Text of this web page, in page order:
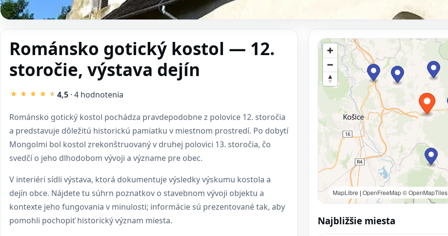
Románsko gotický kostol — 12.
storočie, výstava dejín
4,5 · 4 hodnotenia
Románsko gotický kostol pochádza pravdepodobne z polovice 12. storočia
a predstavuje dôležitú historickú pamiatku v miestnom prostredí. Po dobytí
Mongolmi bol kostol zrekonštruovaný v druhej polovici 13. storočia, čo
svedčí o jeho dlhodobom vývoji a význame pre obec.
V interiéri sídli výstava, ktorá dokumentuje výsledky výskumu kostola a
dejín obce. Nájdete tu súhrn poznatkov o stavebnom vývoji objektu a
kontexte jeho fungovania v minulosti; informácie sú prezentované tak, aby
pomohli pochopiť historický význam miesta.
MapLibre | OpenFreeMap© OpenMapTiles
Najbližšie miesta